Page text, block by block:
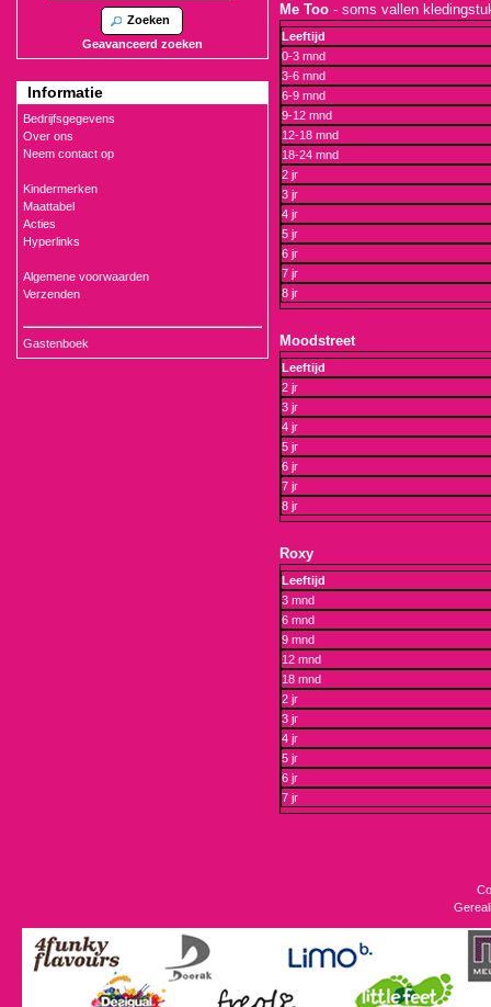
Me Too - soms vallen
Leeftijd
0-3 mnd
3-6 mnd
6-9 mnd
9-12 mnd
12-18 mnd
18-24 mnd
2 jr
3 jr
4 jr
5 jr
6 jr
7 jr
8 jr
Moodstreet
Leeftijd
2 jr
3 jr
4 jr
5 jr
6 jr
7 jr
8 jr
Roxy
Leeftijd
3 mnd
6 mnd
9 mnd
12 mnd
18 mnd
2 jr
3 jr
4 jr
5 jr
6 jr
7 jr
Zoeken
Geavanceerd zoeken
Informatie
Bedrijfsgegevens
Over ons
Neem contact op
Kindermerken
Maattabel
Acties
Hyperlinks
Algemene voorwaarden
Verzenden
Gastenboek